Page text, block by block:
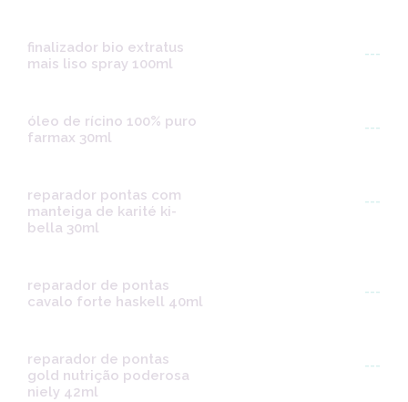
finalizador bio extratus
mais liso spray 100ml
---
óleo de rícino 100% puro
farmax 30ml
---
reparador pontas com
manteiga de karité ki-
bella 30ml
---
reparador de pontas
cavalo forte haskell 40ml
---
reparador de pontas
gold nutrição poderosa
niely 42ml
---